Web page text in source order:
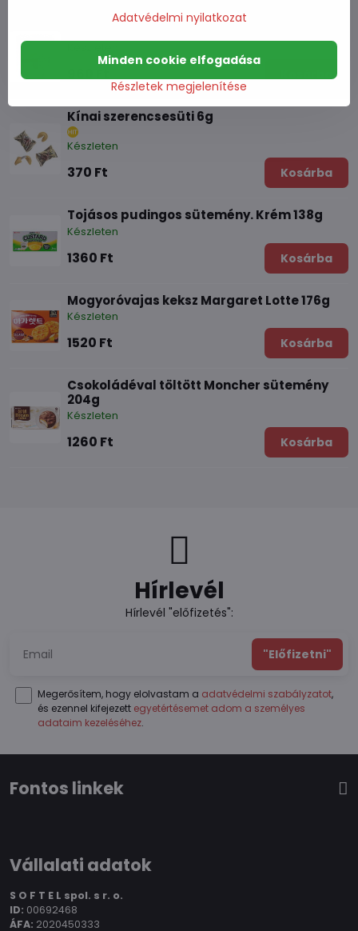
Kínai szerencsesüti 6g
Készleten
370 Ft Kosárba
Tojásos pudingos sütemény. Krém 138g
Készleten
1360 Ft Kosárba
Mogyoróvajas keksz Margaret Lotte 176g
Készleten
1520 Ft Kosárba
Csokoládéval töltött Moncher sütemény
204g
Készleten
1260 Ft Kosárba
Hírlevél
Hírlevél "előfizetés":
"Előfizetni"
Megerősítem, hogy elolvastam a adatvédelmi szabályzatot,
és ezennel kifejezett egyetértésemet adom a személyes
adataim kezeléséhez.
Fontos linkek
Vállalati adatok
S O F T E L spol. s r. o.
ID: 00692468
ÁFA: 2020450333
Adatvédelmi nyilatkozat
Részletek megjelenítése
Minden cookie elfogadása